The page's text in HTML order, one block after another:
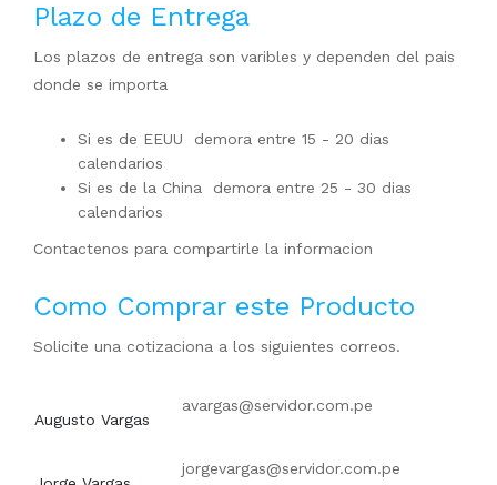
Plazo de Entrega
Los plazos de entrega son varibles y dependen del pais
donde se importa
Si es de EEUU demora entre 15 - 20 dias
calendarios
Si es de la China demora entre 25 - 30 dias
calendarios
Contactenos para compartirle la informacion
Como Comprar este Producto
Solicite una cotizaciona a los siguientes correos.
Augusto Vargas
avargas@servidor.com.pe
jorgevargas@servidor.com.pe